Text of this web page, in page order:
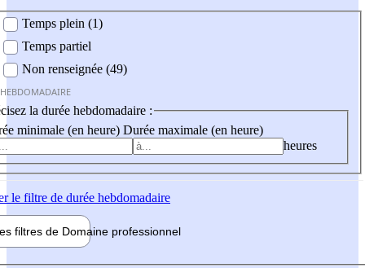
Temps plein (1)
Temps partiel
Non renseignée (49)
la durée hebdomadaire :
minimale (en heure) Durée maximale (en heure)
heures
le filtre de durée hebdomadaire
filtres de Domaine professionnel